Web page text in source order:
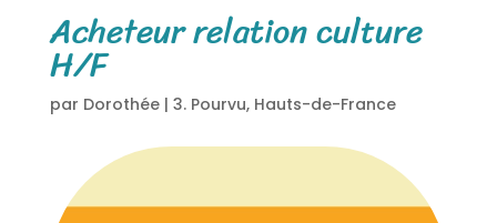
Acheteur relation culture
H/F
par Dorothée| 3. Pourvu, Hauts-de-France